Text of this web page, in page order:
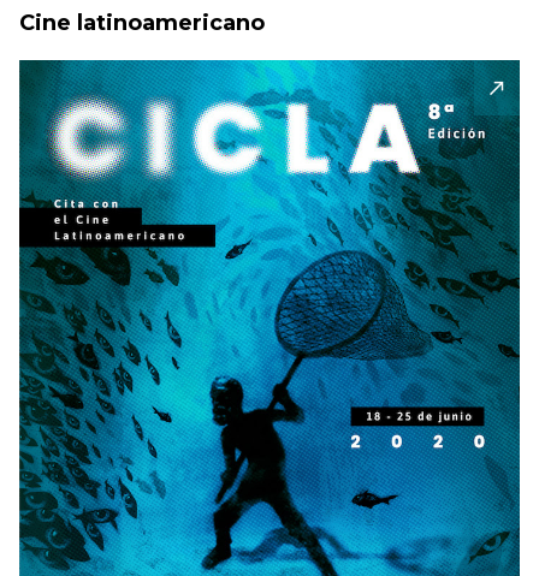
Cine latinoamericano